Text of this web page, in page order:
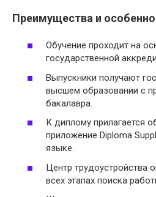
Преимущества и
Обучение проходит на
государственной
Выпускники получают
высшем образовании с
бакалавра.
К диплому прилагается
приложение Diploma
языке.
Центр трудоустройства
всех этапах поиска